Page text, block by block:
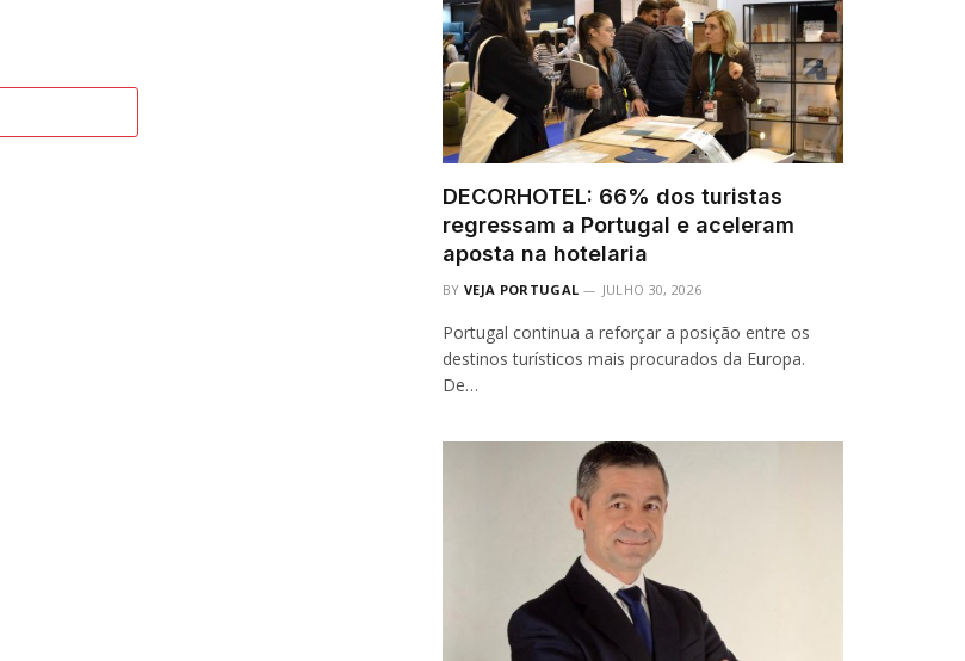
DECORHOTEL: 66% dos turistas
regressam a Portugal e aceleram
aposta na hotelaria
BY VEJA PORTUGAL JULHO 30, 2026
Portugal continua a reforçar a posição entre os
destinos turísticos mais procurados da Europa.
De…